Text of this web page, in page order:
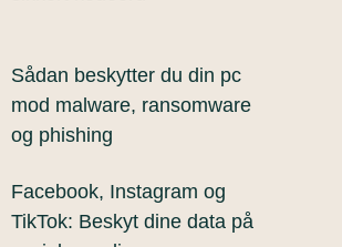
Sådan beskytter du din pc
mod malware, ransomware
og phishing
Facebook, Instagram og
TikTok: Beskyt dine data på